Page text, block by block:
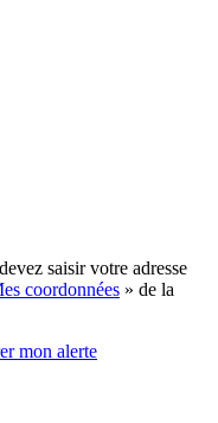
saisir votre adresse
coordonnées » de la
mon alerte